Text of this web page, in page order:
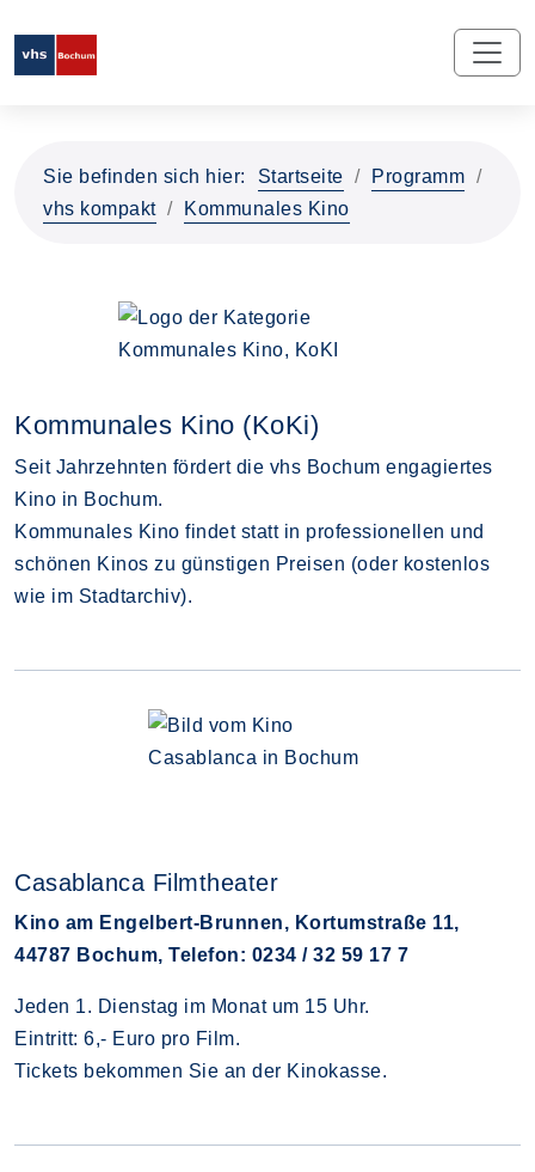
Sie befinden sich hier: Startseite
Programm
vhs kompakt
Kommunales Kino
Kommunales Kino (KoKi)
Seit Jahrzehnten fördert die vhs Bochum engagiertes
Kino in Bochum.
Kommunales Kino findet statt in professionellen und
schönen Kinos zu günstigen Preisen (oder kostenlos
wie im Stadtarchiv).
Casablanca Filmtheater
Kino am Engelbert-Brunnen, Kortumstraße 11,
44787 Bochum, Telefon: 0234 / 32 59 17 7
Jeden 1. Dienstag im Monat um 15 Uhr.
Eintritt: 6,- Euro pro Film.
Tickets bekommen Sie an der Kinokasse.